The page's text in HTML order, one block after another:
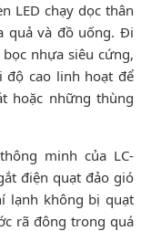
LED chạy dọc thân
quả và đồ uống. Đi
nhựa siêu cứng,
độ cao linh hoạt để
hoặc những thùng
minh của LC-
điện quạt đảo gió
lạnh không bị quạt
rã đông trong quá